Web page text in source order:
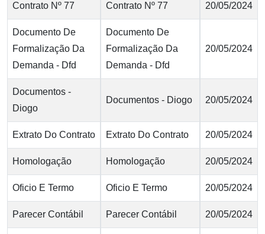
Contrato Nº 77 Contrato Nº 77 20/05/2024
Documento De
Formalização Da
Demanda - Dfd
Documento De
Formalização Da
Demanda - Dfd
20/05/2024
Documentos -
Diogo
Documentos - Diogo 20/05/2024
Extrato Do Contrato Extrato Do Contrato 20/05/2024
Homologação Homologação 20/05/2024
Oficio E Termo Oficio E Termo 20/05/2024
Parecer Contábil Parecer Contábil 20/05/2024